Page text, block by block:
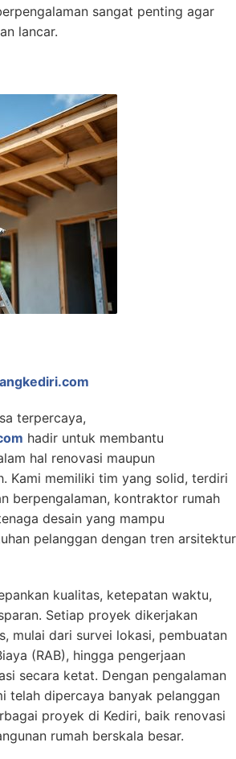
sangat penting agar
lancar.
terpercaya,
hadir untuk membantu
hal renovasi maupun
Kami memiliki tim yang solid, terdiri
berpengalaman, kontraktor rumah
desain yang mampu
pelanggan dengan tren arsitektur
kualitas, ketepatan waktu,
Setiap proyek dikerjakan
mulai dari survei lokasi, pembuatan
(RAB), hingga pengerjaan
secara ketat. Dengan pengalaman
telah dipercaya banyak pelanggan
proyek di Kediri, baik renovasi
rumah berskala besar.